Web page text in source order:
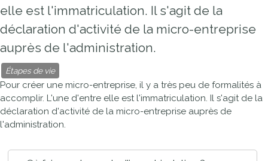
elle est l'immatriculation. Il s'agit de la
déclaration d'activité de la micro-entreprise
auprès de l'administration.
Étapes de vie
Pour créer une micro-entreprise, il y a très peu de formalités à
accomplir. L'une d'entre elle est l'immatriculation. Il s'agit de la
déclaration d'activité de la micro-entreprise auprès de
l'administration.